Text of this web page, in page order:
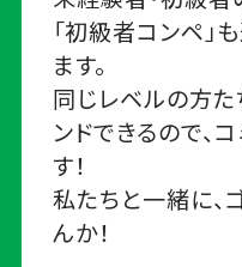
「初級者コンペ」
ます。
同じレベルの方た
ンドできるので、
す！
私たちと一緒に、
んか！